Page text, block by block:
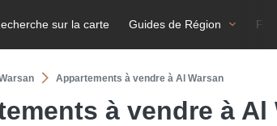
sur la carte Guides de Région FAQ
Appartements à vendre à Al Warsan
à vendre à Al